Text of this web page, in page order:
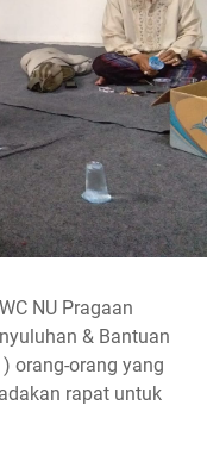
NU Pragaan
& Bantuan
orang-orang yang
rapat untuk